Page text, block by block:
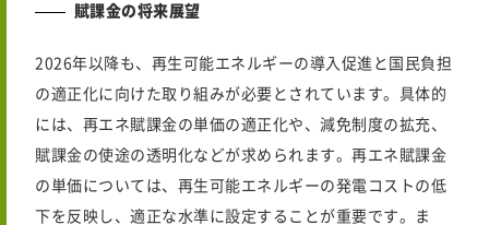
賦課金の将来展望
2026年以降も、再生可能エネルギーの導入促進と国民負担
の適正化に向けた取り組みが必要とされています。具体的
には、再エネ賦課金の単価の適正化や、減免制度の拡充、
賦課金の使途の透明化などが求められます。再エネ賦課金
の単価については、再生可能エネルギーの発電コストの低
下を反映し、適正な水準に設定することが重要です。ま